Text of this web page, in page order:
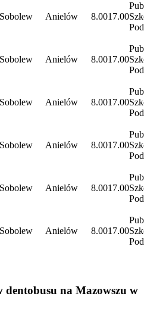
Sobolew Anielów 8.0017.00
Sobolew Anielów 8.0017.00
Sobolew Anielów 8.0017.00
Sobolew Anielów 8.0017.00
Sobolew Anielów 8.0017.00
Sobolew Anielów 8.0017.00
na Mazowszu w